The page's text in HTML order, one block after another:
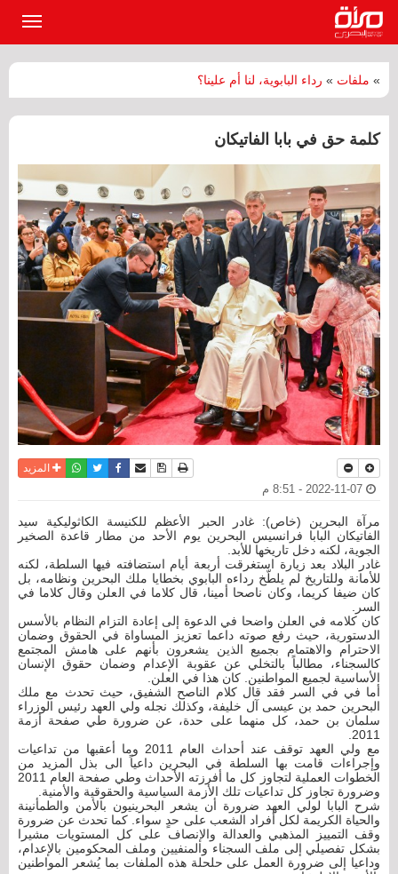
» ملفات » رداء البابوية، لنا أم علينا؟
كلمة حق في بابا الفاتيكان
نسخة للطباعة
حفظ الموضوع
أرسل الى صديق
فيسبوكتويترواتسابالمزيد
مرآة البحرين (خاص): غادر الحبر الأعظم للكنيسة الكاثوليكية سيد
الفاتيكان البابا فرانسيس البحرين يوم الأحد من مطار قاعدة الصخير
الجوية، لكنه دخل تاريخها للأبد.
غادر البلاد بعد زيارة استغرقت أربعة أيام استضافته فيها السلطة، لكنه
للأمانة وللتاريخ لم يلطّخ رداءه البابوي بخطايا ملك البحرين ونظامه، بل
كان ضيفا كريما، وكان ناصحا أمينا، قال كلاما في العلن وقال كلاما في
السر.
كان كلامه في العلن واضحا في الدعوة إلى إعادة التزام النظام بالأسس
الدستورية، حيث رفع صوته داعما تعزيز المساواة في الحقوق وضمان
الاحترام والاهتمام بجميع الذين يشعرون بأنهم على هامش المجتمع
كالسجناء، مطالباً بالتخلي عن عقوبة الإعدام وضمان حقوق الإنسان
الأساسية لجميع المواطنين. كان هذا في العلن.
أما في في السر فقد قال كلام الناصح الشفيق، حيث تحدث مع ملك
البحرين حمد بن عيسى آل خليفة، وكذلك نجله ولي العهد رئيس الوزراء
سلمان بن حمد، كل منهما على حدة، عن ضرورة طي صفحة أزمة
2011.
مع ولي العهد توقف عند أحداث العام 2011 وما أعقبها من تداعيات
وإجراءات قامت بها السلطة في البحرين داعياً الى بذل المزيد من
الخطوات العملية لتجاوز كل ما أفرزته الأحداث وطي صفحة العام 2011
وضرورة تجاوز كل تداعيات تلك الأزمة السياسية والحقوقية والأمنية.
شرح البابا لولي العهد ضرورة أن يشعر البحرينيون بالأمن والطمأنينة
والحياة الكريمة لكل أفراد الشعب على حدٍ سواء. كما تحدث عن ضرورة
وقف التمييز المذهبي والعدالة والإنصاف على كل المستويات مشيرا
بشكل تفصيلي إلى ملف السجناء والمنفيين وملف المحكومين بالإعدام،
وداعيا إلى ضرورة العمل على حلحلة هذه الملفات بما يُشعر المواطنين